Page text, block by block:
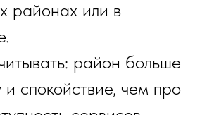
районах или в
район больше
спокойствие, чем про